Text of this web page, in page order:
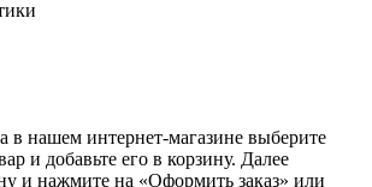
в нашем интернет-магазине выберите
и добавьте его в корзину. Далее
и нажмите на «Оформить заказ» или